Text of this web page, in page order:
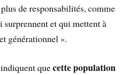
de responsabilités, comme
surprennent et qui mettent à
générationnel ».
indiquent quecette population